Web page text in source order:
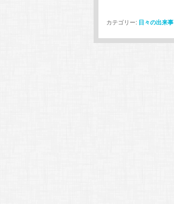
カテゴリー: 日々の出来事